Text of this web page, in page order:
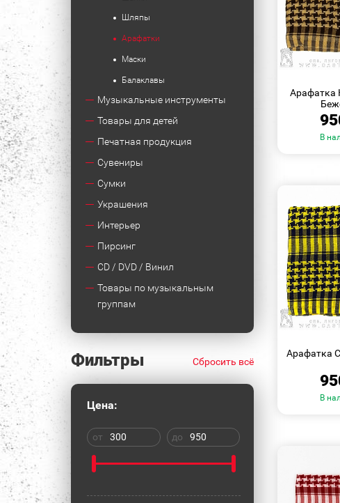
Шляпы
Арафатки
Маски
Балаклавы
Музыкальные инструменты
Товары для детей
Печатная продукция
Сувениры
Сумки
Украшения
Интерьер
Пирсинг
CD / DVD / Винил
Товары по музыкальным
группам
Фильтры Сбросить всё
Цена:
от до
Арафатка
В
Арафатка
В